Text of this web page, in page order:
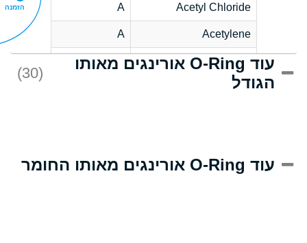
Acetyl Chloride
A
Acetylene
A
Acrlylonitrile
C
Adipic Acid
(Aqueous)
עוד O-Ring אורינגים מאותו
הגודל
(30)
עוד O-Ring אורינגים מאותו החומר
הזמנה